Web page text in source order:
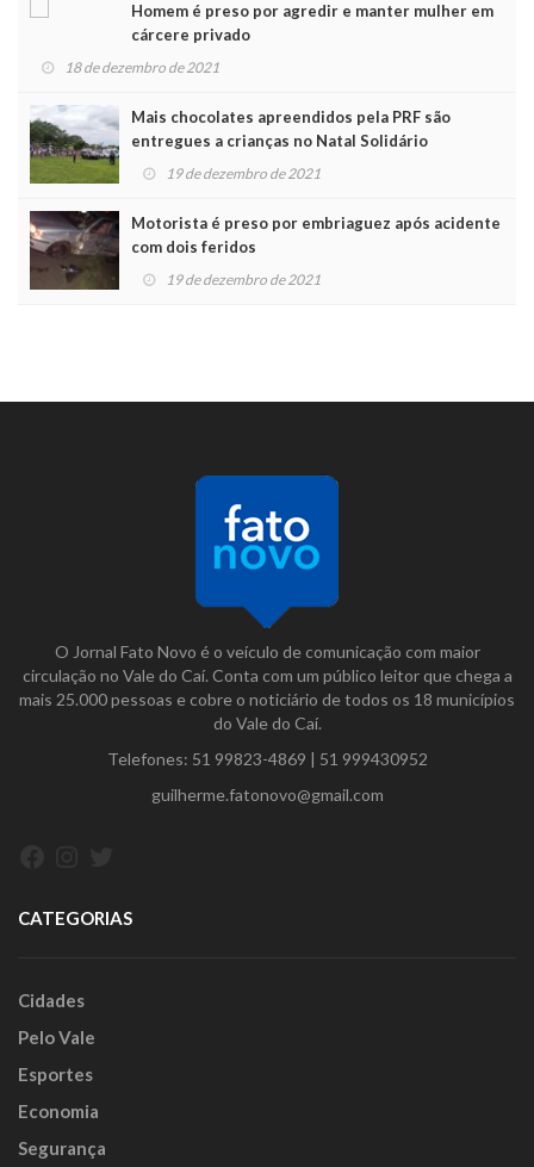
Homem é preso por agredir e manter mulher em
cárcere privado
18 de dezembro de 2021
Mais chocolates apreendidos pela PRF são
entregues a crianças no Natal Solidário
19 de dezembro de 2021
Motorista é preso por embriaguez após acidente
com dois feridos
19 de dezembro de 2021
O Jornal Fato Novo é o veículo de comunicação com maior
circulação no Vale do Caí. Conta com um público leitor que chega a
mais 25.000 pessoas e cobre o noticiário de todos os 18 municípios
do Vale do Caí.
Telefones: 51 99823-4869 | 51 999430952
guilherme.fatonovo@gmail.com
CATEGORIAS
Cidades
Pelo Vale
Esportes
Economia
Segurança